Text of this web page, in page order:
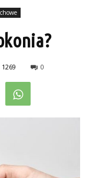
1269 0